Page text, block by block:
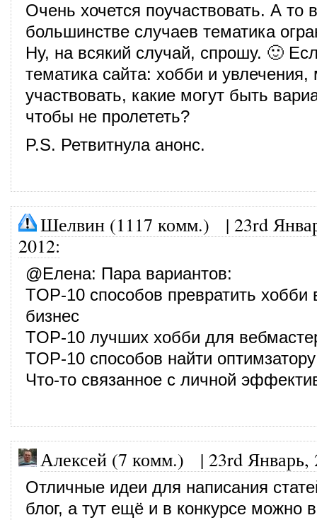
Очень хочется поучаствовать. А то в
большинстве случаев тематика
Ну, на всякий случай, спрошу. 🙂
тематика сайта: хобби и
участвовать, какие могут быть
чтобы не пролететь?
P.S. Ретвитнула анонс.
Шелвин (1117 комм.) | 23rd
2012:
@Елена: Пара вариантов:
TOP-10 способов превратить хобби
бизнес
TOP-10 лучших хобби для
TOP-10 способов найти
Что-то связанное с личной
Алексей (7 комм.) | 23rd Январь,
Отличные идеи для написания
блог, а тут ещё и в конкурсе можно